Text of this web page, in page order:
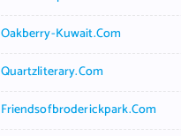
Oakberry-Kuwait.com
Quartzliterary.com
Friendsofbroderickpark.com